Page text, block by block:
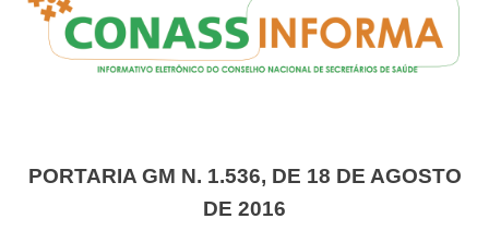
PORTARIA GM N. 1.536, DE 18 DE AGOSTO
DE 2016